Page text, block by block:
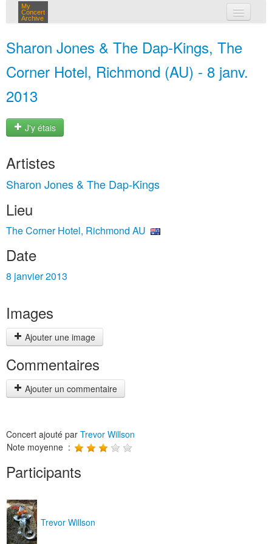
My
Concert
Archive
Sharon Jones & The Dap-Kings, The
Corner Hotel, Richmond (AU) - 8 janv.
2013
J'y étais
Artistes
Sharon Jones & The Dap-Kings
Lieu
The Corner Hotel, Richmond AU
Date
8 janvier 2013
Images
Ajouter une image
Commentaires
Ajouter un commentaire
Concert ajouté par Trevor Willson
Note moyenne :
Participants
Trevor Willson